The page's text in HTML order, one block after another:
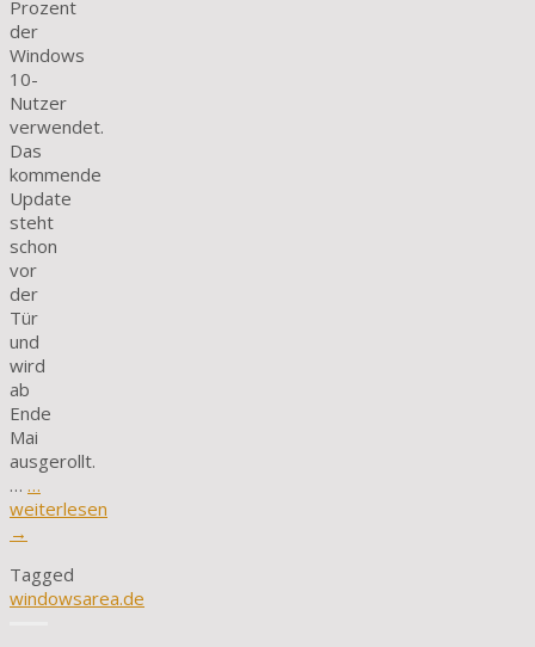
Prozent
der
Windows
10-
Nutzer
verwendet.
Das
kommende
Update
steht
schon
vor
der
Tür
und
wird
ab
Ende
Mai
ausgerollt.
… …
weiterlesen
→
Tagged
windowsarea.de